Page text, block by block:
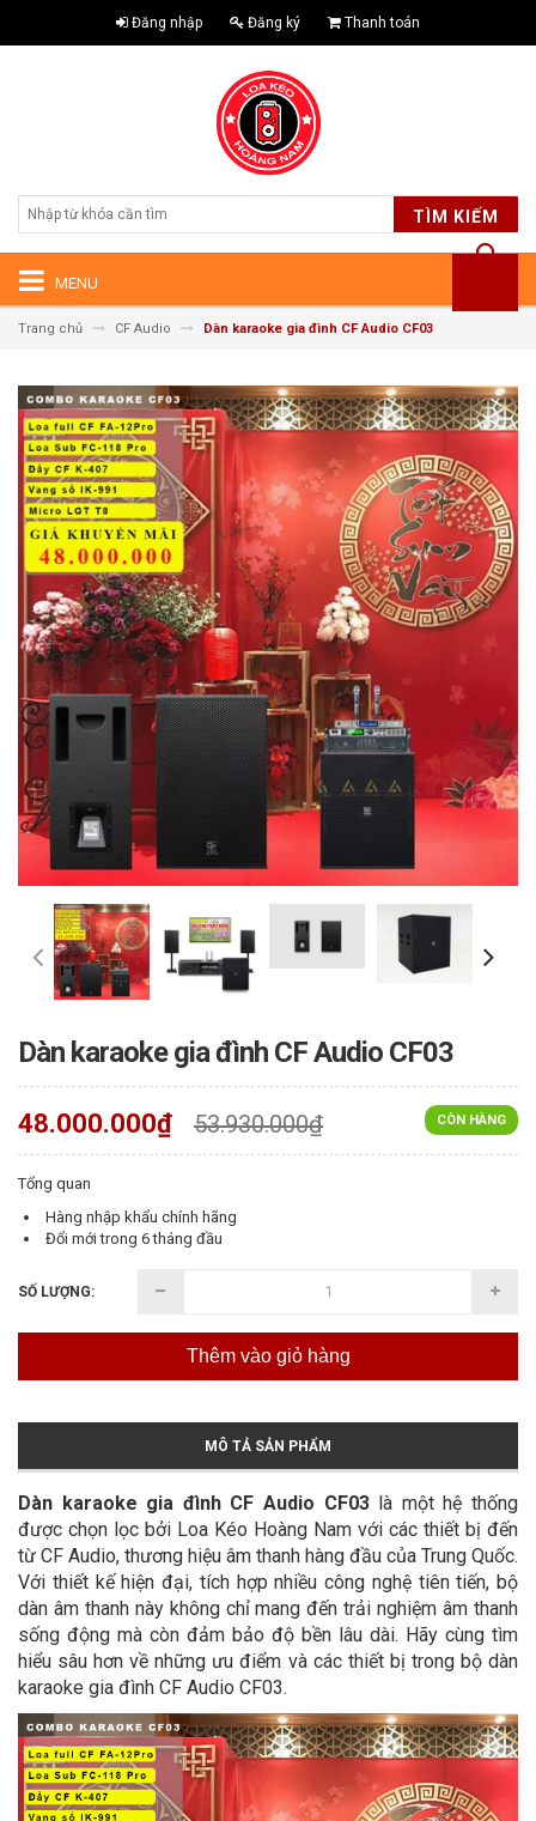
Đăng nhập Đăng ký Thanh toán
TÌM KIẾM
MENU
Trang chủ CF Audio Dàn karaoke gia đình CF Audio CF03
Dàn karaoke gia đình CF Audio CF03
CÒN HÀNG
48.000.000₫ 53.930.000₫
Tổng quan
Hàng nhập khẩu chính hãng
Đổi mới trong 6 tháng đầu
SỐ LƯỢNG:
Thêm vào giỏ hàng
MÔ TẢ SẢN PHẨM
Dàn karaoke gia đình CF Audio CF03là một hệ thống
được chọn lọc bởi Loa Kéo Hoàng Nam với các thiết bị đến
từ CF Audio, thương hiệu âm thanh hàng đầu của Trung Quốc.
Với thiết kế hiện đại, tích hợp nhiều công nghệ tiên tiến, bộ
dàn âm thanh này không chỉ mang đến trải nghiệm âm thanh
sống động mà còn đảm bảo độ bền lâu dài. Hãy cùng tìm
hiểu sâu hơn về những ưu điểm và các thiết bị trong bộ dàn
karaoke gia đình CF Audio CF03.